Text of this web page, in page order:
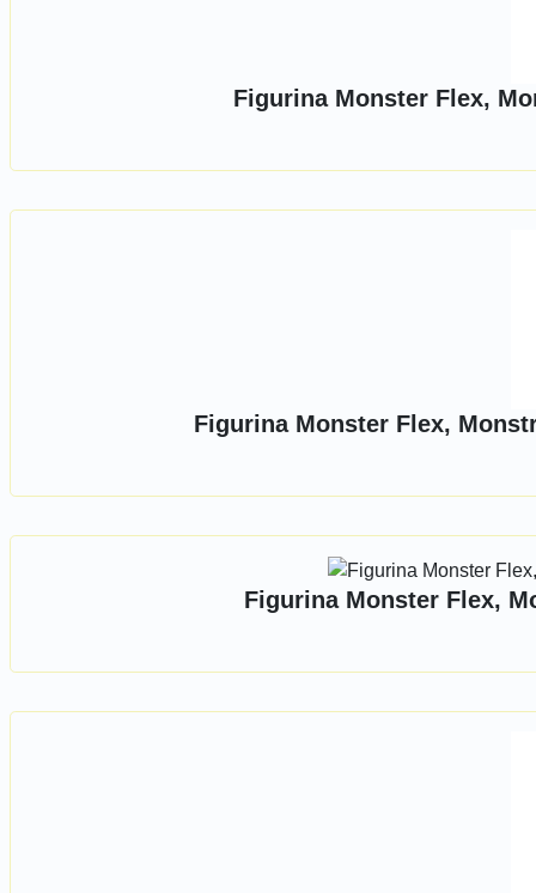
Figurina Monster Flex,
Figurina Monster Flex,
Figurina Monster Flex,